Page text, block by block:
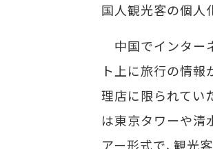
国人観光客の個人
中国でインター
ト上に旅行の情報
理店に限られてい
は東京タワーや清
アー形式で、観光